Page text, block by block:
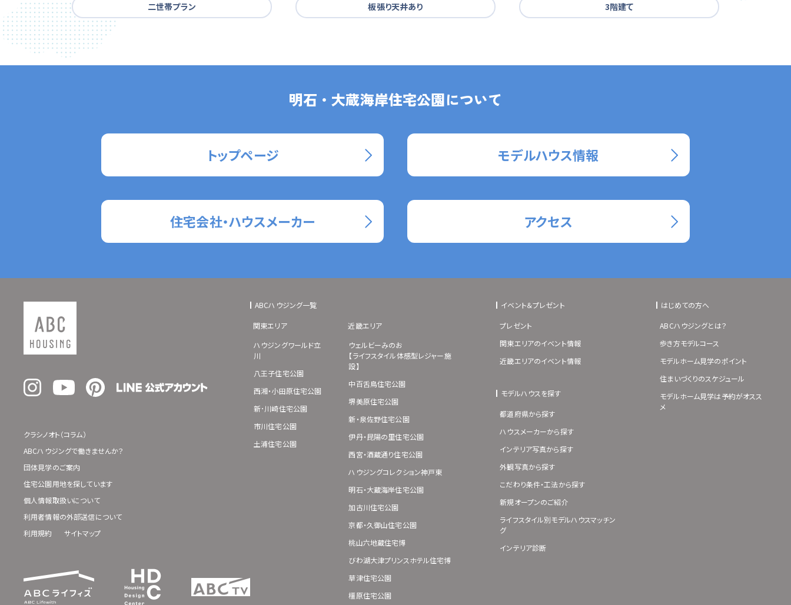
二世帯プラン 板張り天井あり 3階建て
明石・大蔵海岸住宅公園について
トップページ モデルハウス情報
住宅会社・ハウスメーカー アクセス
ABCハウジング一覧
関東エリア
ハウジングワールド立
川
八王子住宅公園
西湘・小田原住宅公園
新･川崎住宅公園
市川住宅公園
土浦住宅公園
近畿エリア
ウェルビーみのお
【ライフスタイル体感型レジャー施
設】
中百舌鳥住宅公園
堺美原住宅公園
新・泉佐野住宅公園
伊丹・昆陽の里住宅公園
西宮・酒蔵通り住宅公園
ハウジングコレクション神戸東
明石・大蔵海岸住宅公園
加古川住宅公園
京都・久御山住宅公園
桃山六地蔵住宅博
びわ湖大津プリンスホテル住宅博
草津住宅公園
橿原住宅公園
イベント＆プレゼント
プレゼント
関東エリアのイベント情報
近畿エリアのイベント情報
モデルハウスを探す
都道府県から探す
ハウスメーカーから探す
インテリア写真から探す
外観写真から探す
こだわり条件・工法から探す
新規オープンのご紹介
ライフスタイル別モデルハウスマッチン
グ
インテリア診断
はじめての方へ
ABCハウジングとは？
歩き方モデルコース
モデルホーム見学のポイント
住まいづくりのスケジュール
モデルホーム見学は予約がオスス
メ
クラシノオト（コラム）
ABCハウジングで働きませんか？
団体見学のご案内
住宅公園用地を探しています
個人情報取扱いについて
利用者情報の外部送信について
利用規約
サイトマップ